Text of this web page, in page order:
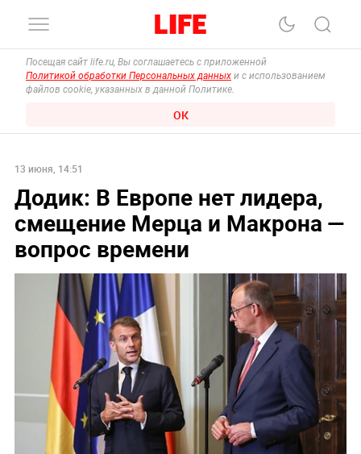
Посещая сайт life.ru, Вы соглашаетесь с приложенной
Политикой обработки Персональных данных и с использованием
файлов cookie, указанных в данной Политике.
ОК
13 июня, 14:51
Додик: В Европе нет лидера,
смещение Мерца и Макрона —
вопрос времени